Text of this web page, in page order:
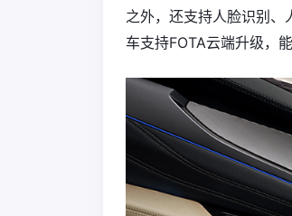
之外，还支持人脸识别
车支持FOTA云端升级，